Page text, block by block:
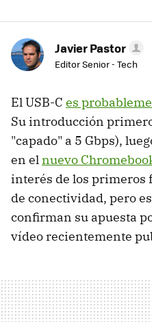
Javier Pastor
Editor Senior - Tech
El USB-C es
Su introducción
"capado" a 5 Gbps),
en elnuevo
interés de los primeros
de conectividad, pero
confirman su apuesta
vídeo recientemente